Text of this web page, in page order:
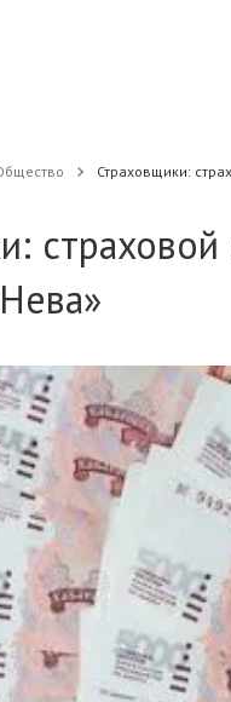
Страховщики: